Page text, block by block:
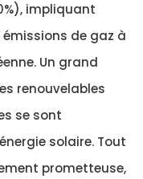
impliquant
de gaz à
Un grand
renouvelables
se sont
solaire. Tout
prometteuse,